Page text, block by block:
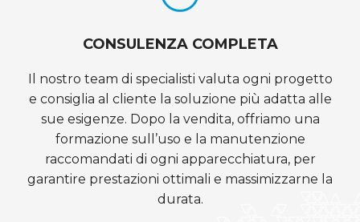
CONSULENZA COMPLETA
Il nostro team di specialisti valuta ogni progetto
e consiglia al cliente la soluzione più adatta alle
sue esigenze. Dopo la vendita, offriamo una
formazione sull’uso e la manutenzione
raccomandati di ogni apparecchiatura, per
garantire prestazioni ottimali e massimizzarne la
durata.